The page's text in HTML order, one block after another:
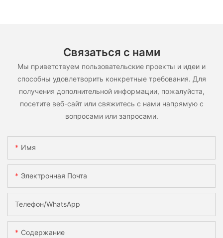
Связаться с нами
Мы приветствуем пользовательские проекты и идеи и
способны удовлетворить конкретные требования. Для
получения дополнительной информации, пожалуйста,
посетите веб-сайт или свяжитесь с нами напрямую с
вопросами или запросами.
Имя
Электронная Почта
Телефон/WhatsApp
Содержание